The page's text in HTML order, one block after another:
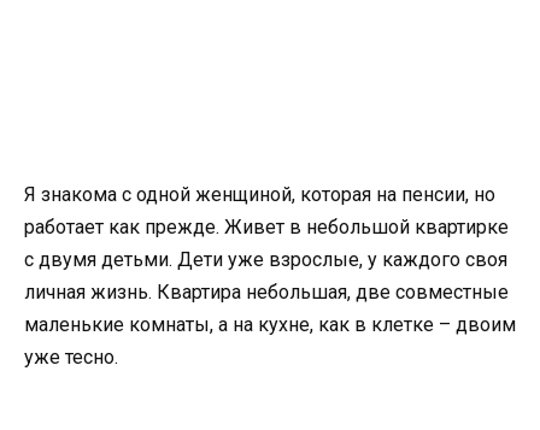
Я знакома с одной женщиной, которая на пенсии, но
работает как прежде. Живет в небольшой квартирке
с двумя детьми. Дети уже взрослые, у каждого своя
личная жизнь. Квартира небольшая, две совместные
маленькие комнаты, а на кухне, как в клетке – двоим
уже тесно.